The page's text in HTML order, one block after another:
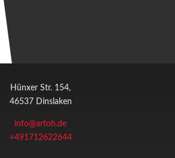
Hünxer Str. 154,
46537 Dinslaken
info@artoh.de
+491712622644